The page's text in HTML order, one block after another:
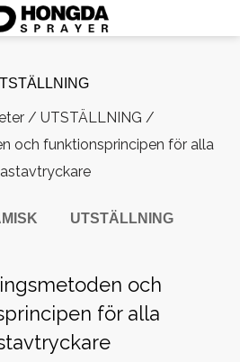
/ UTSTÄLLNING /
och funktionsprincipen för alla
UTSTÄLLNING
och
för alla